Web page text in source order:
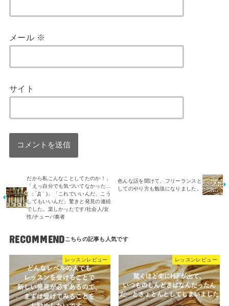
メール ※
サイト
だから私こんなことしてたのか！」
「えっ自分でも気づいてなかった…
( ；´Д｀)」「これでいいんだ、こう
してもいいんだ」驚きと発見の連続
でした。楽しかったです/社会人/女
性/チューバ奏者
色んな話を聞けて、フリーランスと
してのやり方も勉強になりました。
RECOMMEND
レッスンレビュー レッスンレビュー